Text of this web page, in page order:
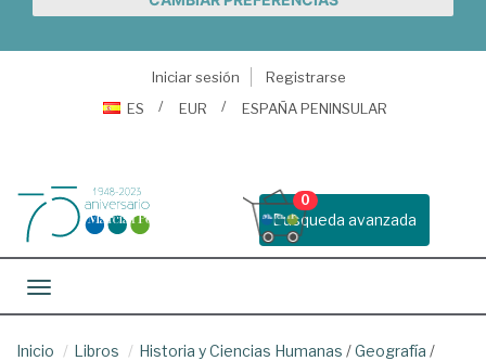
Iniciar sesión
Registrarse
ES
EUR ESPAÑA PENINSULAR
Busqueda avanzada
0
Toggle navigation
Inicio Libros Historia y Ciencias Humanas /Geografía /